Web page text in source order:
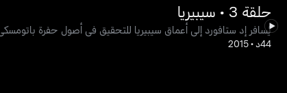
حلقة 3 • سيبيريا
يُسافر إد ستافورد إلى أعماق سيبيريا للتحقيق في أصول حفرة
44د •
2015